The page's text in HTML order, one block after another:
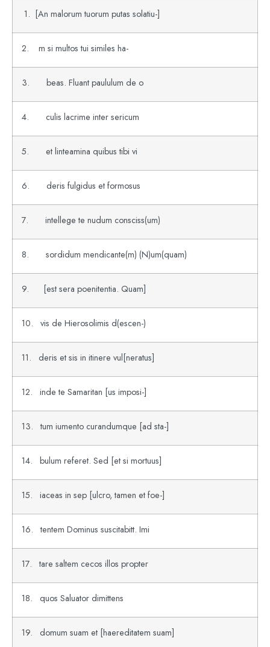
1. [An malorum tuorum putas solatiu-]
2. m si multos tui similes ha-
3. beas. Fluant paululum de o
4. culis lacrime inter sericum
5. et linteamina quibus tibi vi
6. deris fulgidus et formosus
7. intellege te nudum consciss(um)
8. sordidum mendicante(m) (N)um(quam)
9. [est sera poenitentia. Quam]
10. vis de Hierosolimis d(escen-)
11. deris et sis in itinere vul[neratus]
12. inde te Samaritan [us imposi-]
13. tum iumento curandumque [ad sta-]
14. bulum referet. Sed [et si mortuus]
15. iaceas in sep [ulcro, tamen et foe-]
16. tentem Dominus suscitabitt. Imi
17. tare saltem cecos illos propter
18. quos Saluator dimittens
19. domum suam et [haereditatem suam]